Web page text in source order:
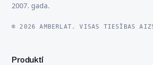
2007. gada.
© 2026 AMBERLAT. VISAS TIESĪBAS
Produkti